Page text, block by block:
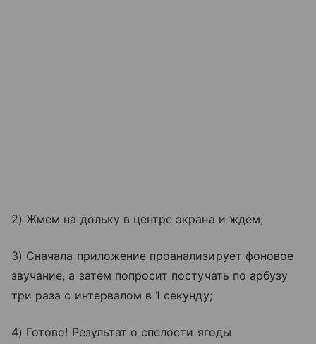
2) Жмем на дольку в центре экрана и ждем;
3) Сначала приложение проанализирует фоновое
звучание, а затем попросит постучать по арбузу
три раза с интервалом в 1 секунду;
4) Готово! Результат о спелости ягоды